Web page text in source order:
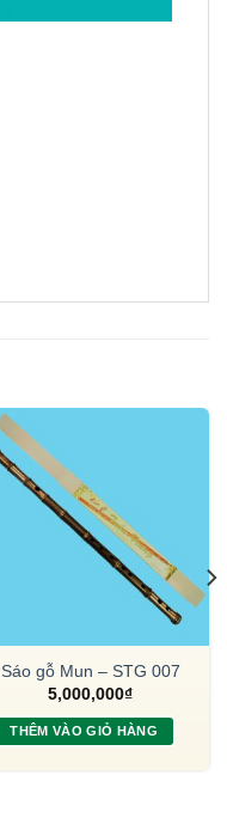
Sáo gỗ Mun – STG 007
5,000,000₫
THÊM VÀO GIỎ HÀNG